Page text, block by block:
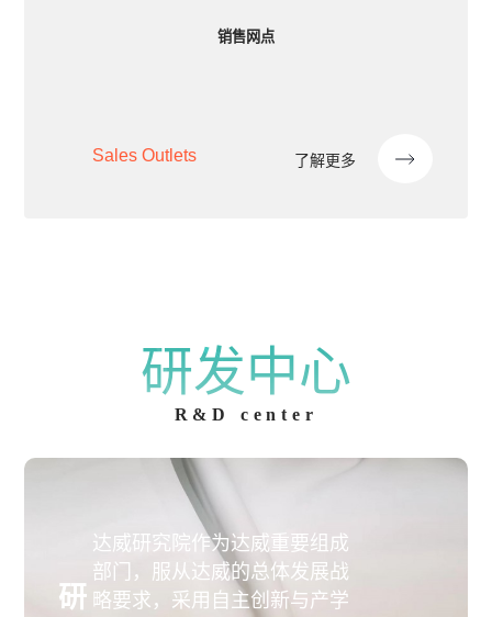
销售网点
Sales Outlets 了解更多
研发中心
R&D center
研
达威研究院作为达威重要组成
部门，服从达威的总体发展战
略要求，采用自主创新与产学